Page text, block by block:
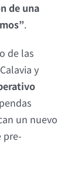
de una
.
de las
y
un nuevo
pre-